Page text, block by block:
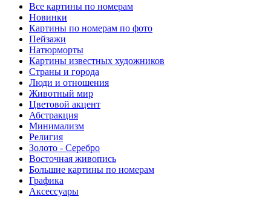
Все картины по номерам
Новинки
Картины по номерам по фото
Пейзажи
Натюрморты
Картины известных художников
Страны и города
Люди и отношения
Животный мир
Цветовой акцент
Абстракция
Минимализм
Религия
Золото - Серебро
Восточная живопись
Большие картины по номерам
Графика
Аксессуары